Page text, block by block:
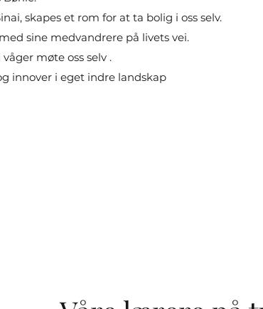
skapes et rom for at ta bolig i oss selv.
sine medvandrere på livets vei.
møte oss selv .
innover i eget indre landskap